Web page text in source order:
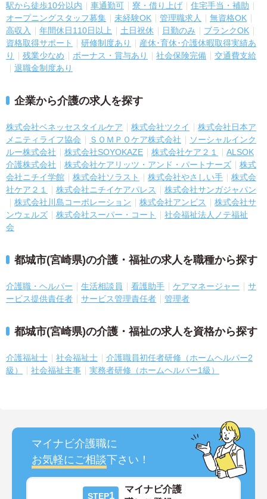
駅から徒歩10分以内 車通勤可 寮・借り上げ
住宅手当・補助
オープニングスタッフ募集
未経験OK 管理職求人
無資格OK
高収入
年間休日110日以上 土日祝休 日勤のみ
ブランクOK
資格取得サポート
研修制度あり
産休･育休･介護休暇取得実績あ
り
残業少なめ ボーナス・賞与あり 社会保険完備
交通費支給
退職金制度あり
企業から介護の求人を探す
株式会社ベネッセスタイルケア 株式会社ツクイ
株式会社日本ア
メニティライフ協会
ＳＯＭＰＯケア株式会社
ソーシャルインク
ルー株式会社
株式会社SOYOKAZE 株式会社ケア２１
ALSOK
介護株式会社
株式会社ケアリッツ・アンド・パートナーズ
株式
会社ニチイ学館
株式会社ソラスト 株式会社やさしい手
株式会
社ケア２１
株式会社ニチイケアパレス
株式会社サンガジャパン
株式会社川島コーポレーション
株式会社アンビス
株式会社サ
ンウェルズ
株式会社スーパー・コート
社会福祉法人ノテ福祉
会
都城市(宮崎県)の介護・福祉の求人を職種から探す
介護職・ヘルパー 生活相談員 看護助手 ケアマネージャー
サ
ービス提供責任者
サービス管理責任者 管理者
都城市(宮崎県)の介護・福祉の求人を資格から探す
介護福祉士 社会福祉士
介護職員初任者研修（ホームヘルパー2
級）
社会福祉主事 実務者研修（ホームヘルパー1級）
マイナビ介護職に
お気軽にご相談下さい！
STEP1
マイナビ介護